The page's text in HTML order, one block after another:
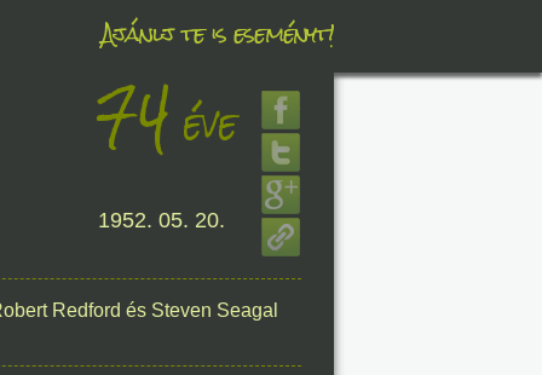
Ajánlj te is eseményt!
74 éve
1952. 05. 20.
Redford és Steven Seagal